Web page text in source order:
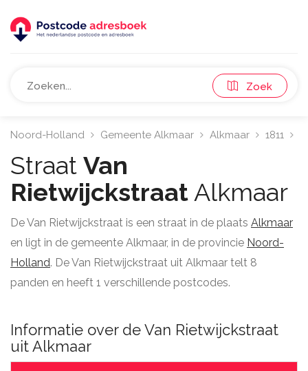
Zoek
Noord-Holland Gemeente Alkmaar Alkmaar 1811
Straat Van
Rietwijckstraat Alkmaar
De Van Rietwijckstraat is een straat in de plaats Alkmaar
en ligt in de gemeente Alkmaar, in de provincie Noord-
Holland. De Van Rietwijckstraat uit Alkmaar telt 8
panden en heeft 1 verschillende postcodes.
Informatie over de Van Rietwijckstraat
uit Alkmaar